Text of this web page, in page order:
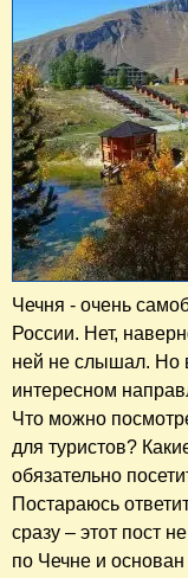
Чечня - очень
России. Нет,
ней не слышал. Но
интересном
Что можно
для туристов?
обязательно
Постараюсь
сразу – этот пост
по Чечне и